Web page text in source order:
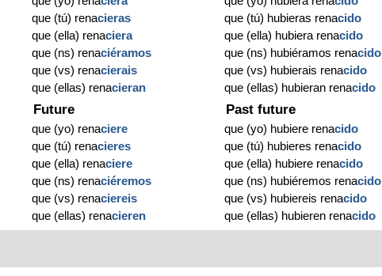
que (tú) renacieras
que (ella) renaciera
que (ns) renaciéramos
que (vs) renacierais
que (ellas) renacieran
que (tú) hubieras renacido
que (ella) hubiera renacido
que (ns) hubiéramos renacido
que (vs) hubierais renacido
que (ellas) hubieran renacido
Future
que (yo) renaciere
que (tú) renacieres
que (ella) renaciere
que (ns) renaciéremos
que (vs) renaciereis
que (ellas) renacieren
Past future
que (yo) hubiere renacido
que (tú) hubieres renacido
que (ella) hubiere renacido
que (ns) hubiéremos renacido
que (vs) hubiereis renacido
que (ellas) hubieren renacido